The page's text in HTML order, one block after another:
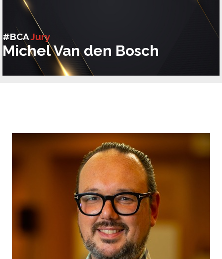
#BCAJury
Michel Van den Bosch